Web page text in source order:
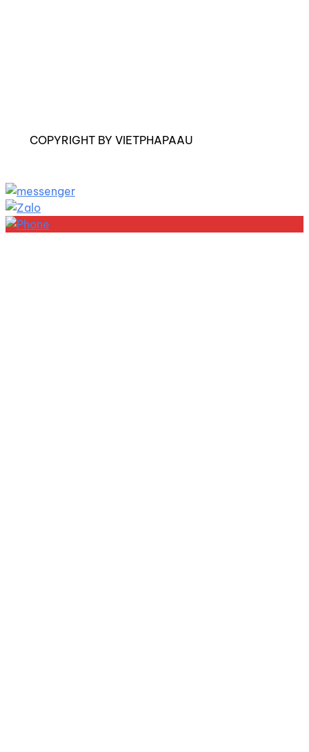
COPYRIGHT BY VIETPHAPAAU